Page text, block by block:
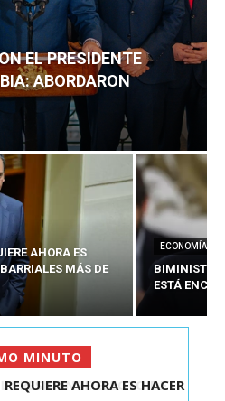
EL PRESIDENTE
ABORDARON
AHORA ES
MÁS DE
ECONOMÍA
BIMINISTRO
ESTÁ
MINUTO
AHORA ES HACER